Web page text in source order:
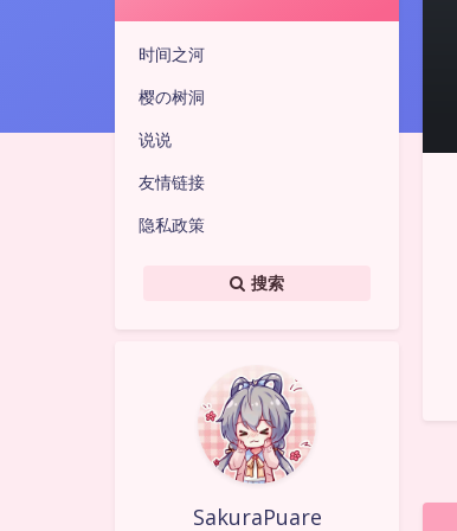
时间之河
樱の树洞
说说
友情链接
隐私政策
搜索
SakuraPuare